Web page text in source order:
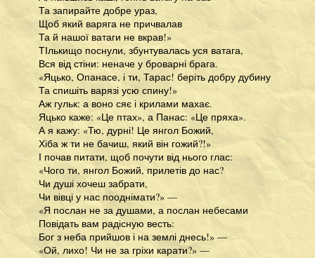
Та запирайте добре ураз,
Щоб який варяга не причвалав
Та й нашої ватаги не вкрав!»
ТІлькищо поснули, збунтувалась уся ватага,
Вся від стіни: неначе у броварні брага.
«Яцько, Опанасе, і ти, Тарас! беріть добру дубину
Та спишіть варязі усю спину!»
Аж гульк: а воно сяє і крилами махає.
Яцько каже: «Це птах», а Панас: «Це пряха».
А я кажу: «Тю, дурні! Це янгол Божий,
Хіба ж ти не бачиш, який він гожий?!»
І почав питати, щоб почути від нього глас:
«Чого ти, янгол Божий, прилетів до нас?
Чи душі хочеш забрати,
Чи вівці у нас пооднімати?» —
«Я послан не за душами, а послан небесами
Повідать вам радісную весть:
Бог з неба прийшов і на землі днесь!» —
«Ой, лихо! Чи не за гріхи карати?» —